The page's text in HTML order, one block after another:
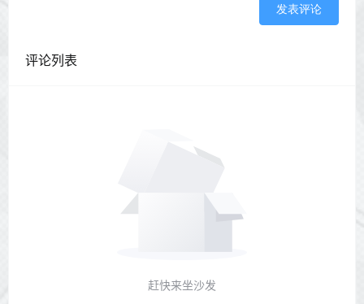
发表评论
评论列表
赶快来坐沙发